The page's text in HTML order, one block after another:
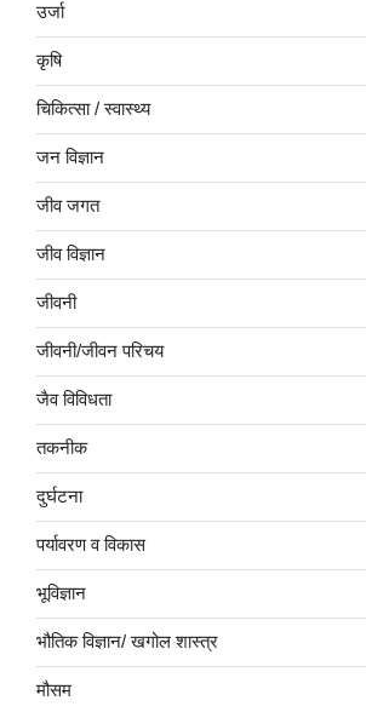
उर्जा
कृषि
चिकित्सा / स्वास्थ्य
जन विज्ञान
जीव जगत
जीव विज्ञान
जीवनी
जीवनी/जीवन परिचय
जैव विविधता
तकनीक
दुर्घटना
पर्यावरण व विकास
भूविज्ञान
भौतिक विज्ञान/ खगोल शास्त्र
मौसम